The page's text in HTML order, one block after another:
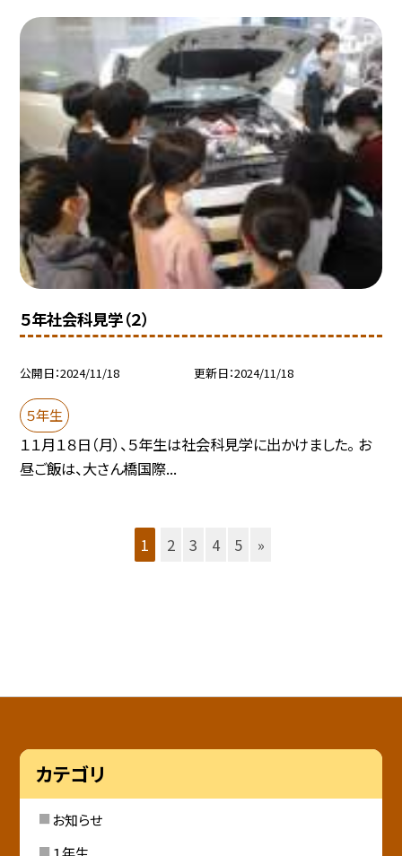
５年社会科見学（２）
公開日 2024/11/18 更新日 2024/11/18
５年生
１１月１８日（月）、５年生は社会科見学に出かけました。 お
昼ご飯は、大さん橋国際...
1 2 3 4 5 »
カテゴリ
お知らせ